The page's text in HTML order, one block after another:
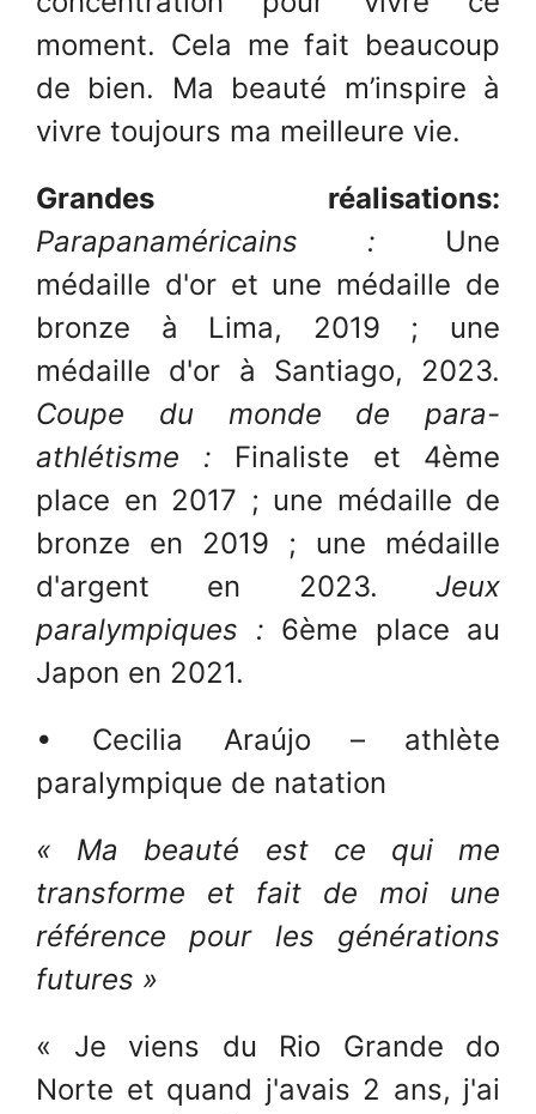
moment. Cela me fait beaucoup
de bien. Ma beauté m’inspire à
vivre toujours ma meilleure vie.
Grandes réalisations:
Parapanaméricains : Une
médaille d'or et une médaille de
bronze à Lima, 2019 ; une
médaille d'or à Santiago, 2023.
Coupe du monde de para-
athlétisme : Finaliste et 4ème
place en 2017 ; une médaille de
bronze en 2019 ; une médaille
d'argent en 2023. Jeux
paralympiques : 6ème place au
Japon en 2021.
• Cecilia Araújo – athlète
paralympique de natation
« Ma beauté est ce qui me
transforme et fait de moi une
référence pour les générations
futures »
« Je viens du Rio Grande do
Norte et quand j'avais 2 ans, j'ai